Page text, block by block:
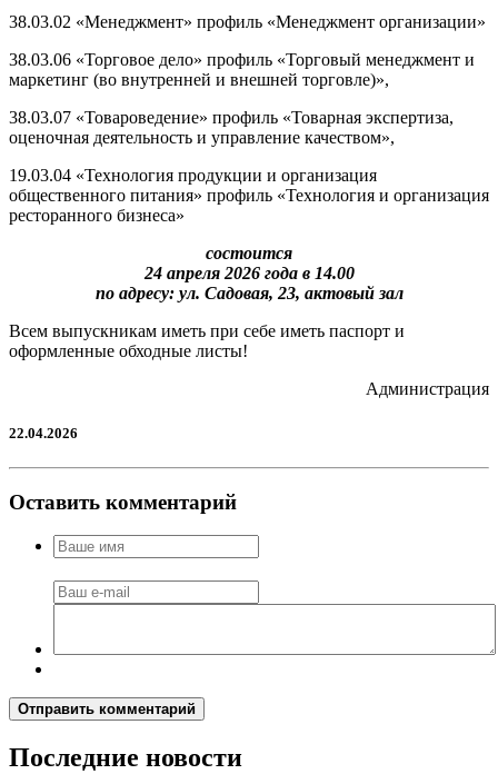
38.03.02 «Менеджмент» профиль «Менеджмент организации»
38.03.06 «Торговое дело» профиль «Торговый менеджмент и
маркетинг (во внутренней и внешней торговле)»,
38.03.07 «Товароведение» профиль «Товарная экспертиза,
оценочная деятельность и управление качеством»,
19.03.04 «Технология продукции и организация
общественного питания» профиль «Технология и организация
ресторанного бизнеса»
состоится
24 апреля 2026 года в 14.00
по адресу: ул. Садовая, 23, актовый зал
Всем выпускникам иметь при себе иметь паспорт и
оформленные обходные листы!
Администрация
22.04.2026
Оставить комментарий
Отправить комментарий
Последние новости